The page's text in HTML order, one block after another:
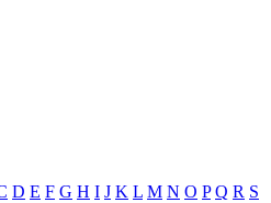
D E F G H I J K L M N O P Q R S